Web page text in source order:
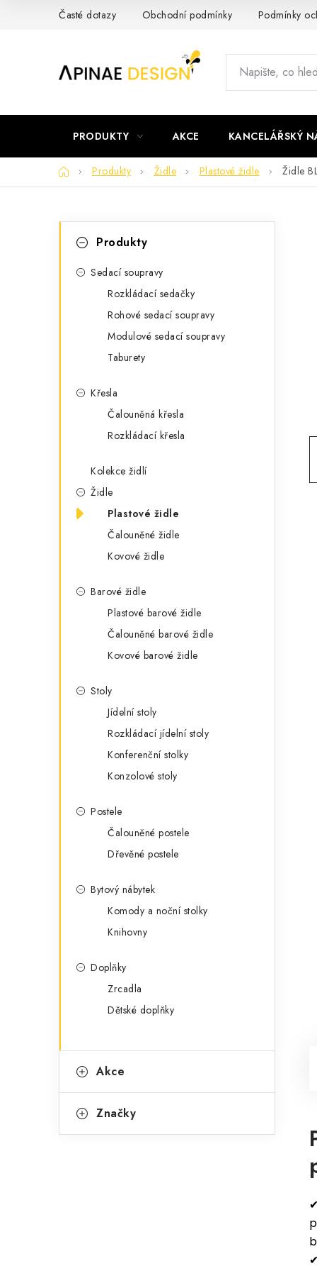
Časté dotazy Obchodní podmínky Podmínky
PRODUKTY AKCE KANCELÁŘSKÝ
DomůProdukty Židle Plastové židle Židle
kategorieProdukty
Sedací soupravy
Rozkládací sedačky
Rohové sedací soupravy
Modulové sedací soupravy
Taburety
Křesla
Čalouněná křesla
Rozkládací křesla
Kolekce židlí
Židle
Plastové židle
Čalouněné židle
Kovové židle
Barové židle
Plastové barové židle
Čalouněné barové židle
Kovové barové židle
Stoly
Jídelní stoly
Rozkládací jídelní stoly
Konferenční stolky
Konzolové stoly
Postele
Čalouněné postele
Dřevěné postele
Bytový nábytek
Komody a noční stolky
Knihovny
Doplňky
Zrcadla
Dětské doplňky
Akce
Značky